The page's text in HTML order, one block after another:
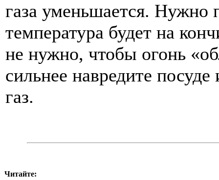
газа уменьшается. Нужно
температура будет на
не нужно, чтобы огонь
сильнее навредите
газ.
Читайте: